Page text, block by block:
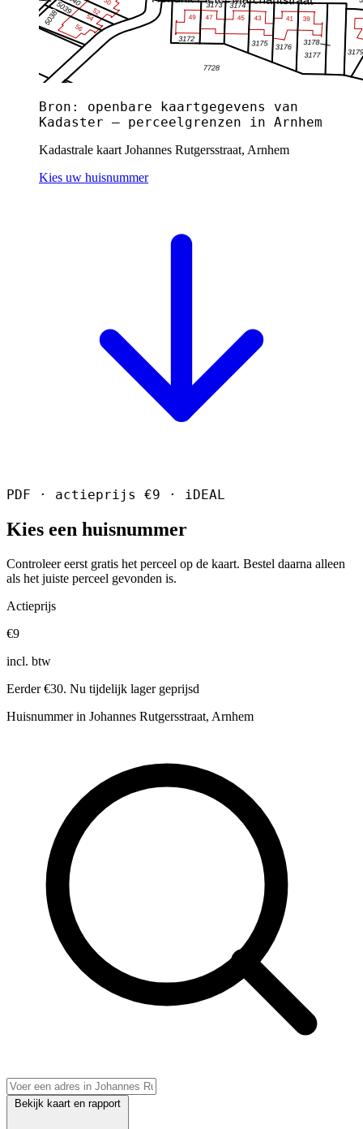
Bron: openbare kaartgegevens van
Kadaster — perceelgrenzen in Arnhem
Kadastrale kaart Johannes Rutgersstraat, Arnhem
Kies uw huisnummer
PDF · actieprijs €9 · iDEAL
Kies een huisnummer
Controleer eerst gratis het perceel op de kaart. Bestel daarna alleen
als het juiste perceel gevonden is.
Actieprijs
€9
incl. btw
Eerder €30. Nu tijdelijk lager geprijsd
Huisnummer in Johannes Rutgersstraat, Arnhem
Bekijk kaart en rapport